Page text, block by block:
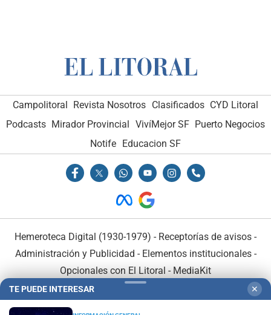
Campolitoral Revista Nosotros Clasificados CYD Litoral
Podcasts Mirador Provincial VivíMejor SF Puerto Negocios
Notife Educacion SF
Hemeroteca Digital (1930-1979) - Receptorías de avisos -
Administración y Publicidad - Elementos institucionales-
Opcionales con El Litoral - MediaKit
TE PUEDE INTERESAR ✕